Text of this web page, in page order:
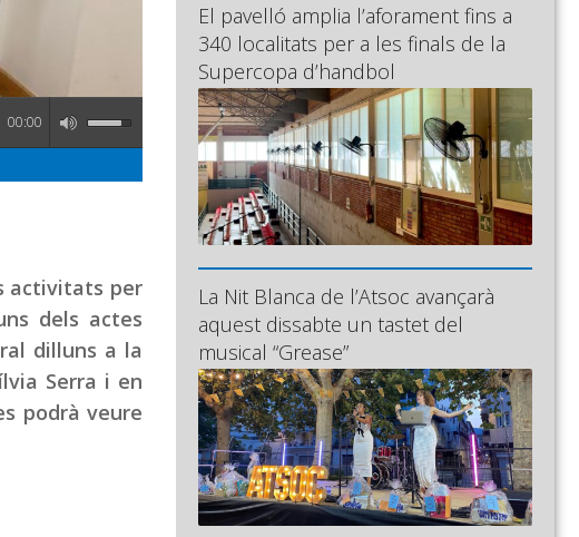
00:00
activitats per
dels actes
dilluns a la
Serra i en
podrà veure
El pavelló amplia l’aforament fins a
340 localitats per a les finals de la
Supercopa d’handbol
La Nit Blanca de l’Atsoc avançarà
aquest dissabte un tastet del
musical “Grease”